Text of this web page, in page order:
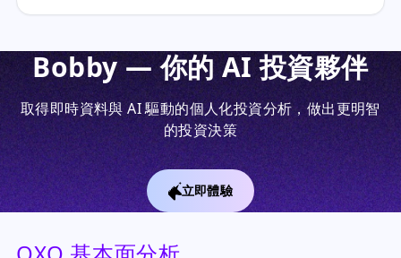
Bobby — 你的 AI 投資夥伴
取得即時資料與 AI 驅動的個人化投資分析，做出更明智
的投資決策
立即體驗